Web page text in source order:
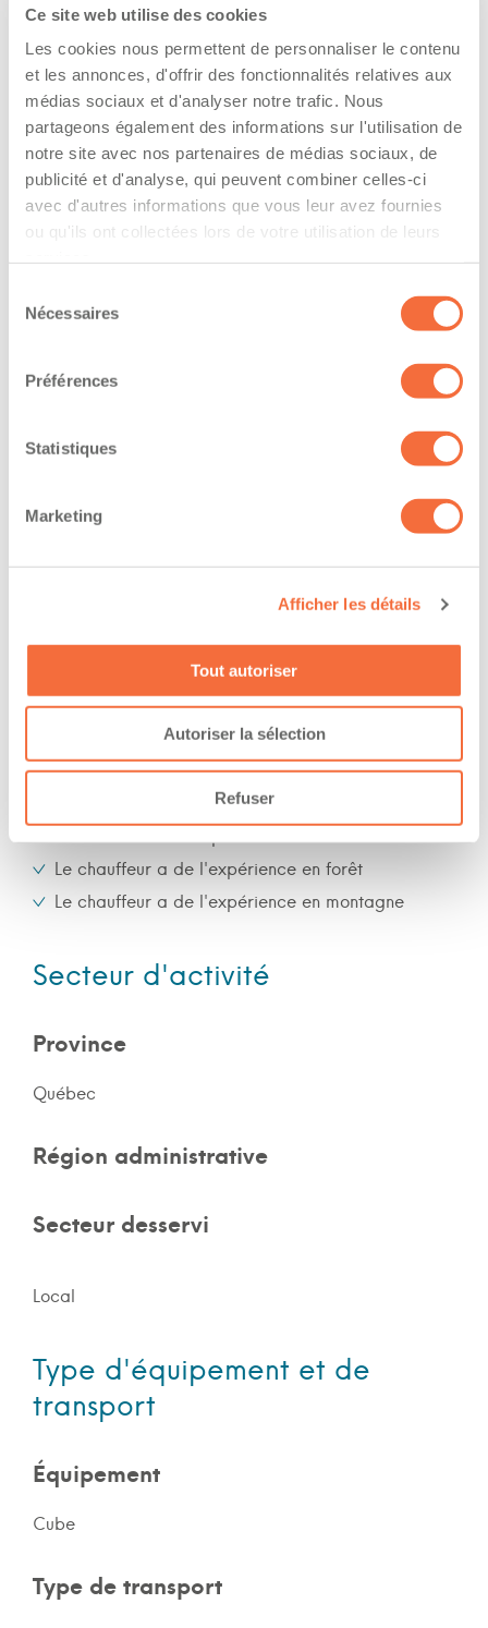
Ce site web utilise des cookies
Les cookies nous permettent de personnaliser le contenu
et les annonces, d'offrir des fonctionnalités relatives aux
médias sociaux et d'analyser notre trafic. Nous
partageons également des informations sur l'utilisation de
notre site avec nos partenaires de médias sociaux, de
publicité et d'analyse, qui peuvent combiner celles-ci
avec d'autres informations que vous leur avez fournies
ou qu'ils ont collectées lors de votre utilisation de leurs
Nécessaires
Préférences
Statistiques
Marketing
Afficher les détails
Tout autoriser
Autoriser la sélection
Refuser
Assurances et immatriculation
Possède ses propres assurances
Veux adhérer aux assurances de la flotte de
l’entreprise
The driver hold a driving licence from:
quebec
Has a vehicle registered in the following
quebec
Diplômes et certifications
The owner-operator has the ability to
Fin de semaine
Expérience
Le chauffeur a de l'expérience en forêt
Le chauffeur a de l'expérience en montagne
Secteur d'activité
Province
Québec
Région administrative
Secteur desservi
Local
Type d'équipement et de
transport
Équipement
Cube
Type de transport